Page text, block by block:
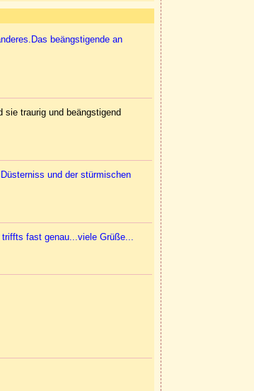
beängstigende an
sie traurig und beängstigend
und der stürmischen
fast genau...viele Grüße...